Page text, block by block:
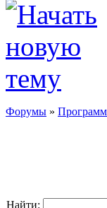
Форумы »
Найти: